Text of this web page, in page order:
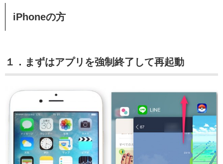
iPhoneの方
１．まずはアプリを強制終了して再起動